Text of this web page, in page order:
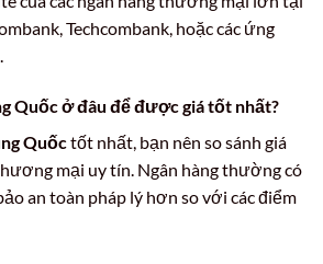
Techcombank, hoặc các ứng
Quốc ở đâu để được giá tốt nhất?
Quốctốt nhất, bạn nên so sánh giá
mại uy tín. Ngân hàng thường có
an toàn pháp lý hơn so với các điểm